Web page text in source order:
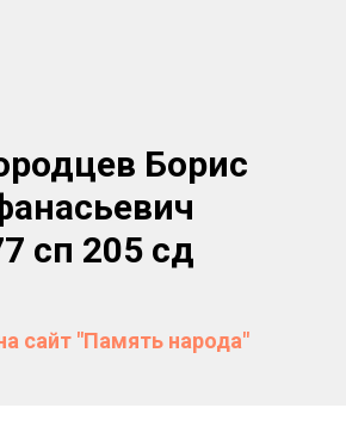
Борис
сп 205 сд
сайт "Память народа"